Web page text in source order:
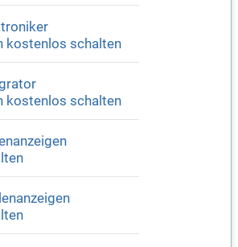
kostenlos schalten
kostenlos schalten